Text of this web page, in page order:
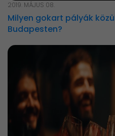
2019. MÁJUS 08.
Milyen gokart pályák
Budapesten?